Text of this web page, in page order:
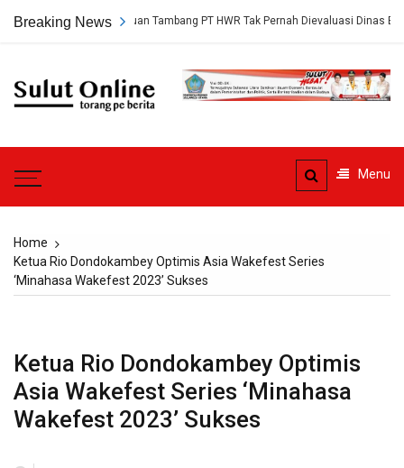
Breaking News
Persetujuan Tambang PT HWR Tak Pernah Dievaluasi Dinas ESDM
Sulut
Menu
Home
Ketua Rio Dondokambey Optimis Asia Wakefest Series
‘Minahasa Wakefest 2023’ Sukses
Ketua Rio Dondokambey Optimis
Asia Wakefest Series ‘Minahasa
Wakefest 2023’ Sukses